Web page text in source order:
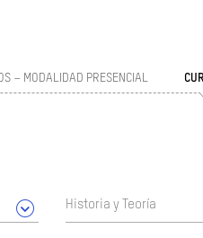
– MODALIDAD PRESENCIAL
Historia y Teoría